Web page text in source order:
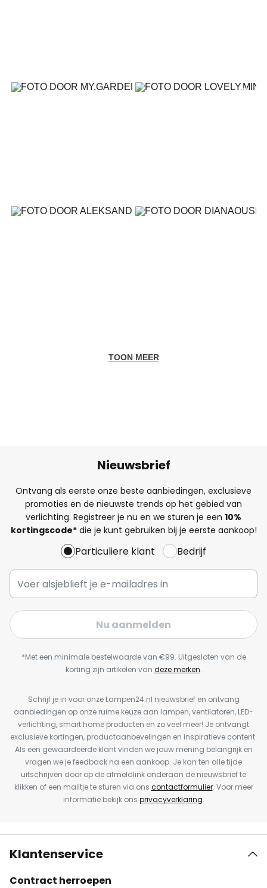
TOON MEER
Nieuwsbrief
Ontvang als eerste onze beste aanbiedingen, exclusieve
promoties en de nieuwste trends op het gebied van
verlichting. Registreer je nu en we sturen je een 10%
kortingscode*die je kunt gebruiken bij je eerste aankoop!
Particuliere klant Bedrijf
Nu aanmelden
*Met een minimale bestelwaarde van €99. Uitgesloten van de
korting zijn artikelen van deze merken.
Schrijf je in voor onze Lampen24.nl nieuwsbrief en ontvang
aanbiedingen op onze ruime keuze aan lampen, ventilatoren, LED-
verlichting, smart home producten en zo veel meer! Je ontvangt
exclusieve kortingen, productaanbevelingen en inspiratieve content.
Als een gewaardeerde klant vinden we jouw mening belangrijk en
vragen we je feedback na een aankoop. Je kan ten alle tijde
uitschrijven door op de afmeldlink onderaan de nieuwsbrief te
klikken of een mailtje te sturen via ons contactformulier. Voor meer
informatie bekijk ons privacyverklaring.
Klantenservice
Contract herroepen